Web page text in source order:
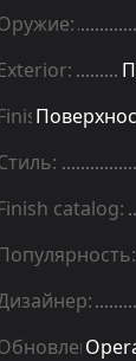
catalog: